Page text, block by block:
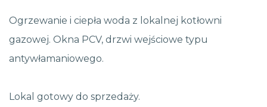
Ogrzewanie i ciepła woda z lokalnej kotłowni
gazowej. Okna PCV, drzwi wejściowe typu
antywłamaniowego.
Lokal gotowy do sprzedaży.